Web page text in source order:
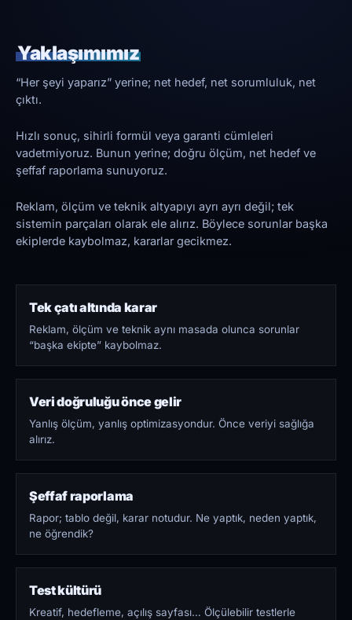
Yaklaşımımız
“Her şeyi yaparız” yerine; net hedef, net sorumluluk, net
çıktı.
Hızlı sonuç, sihirli formül veya garanti cümleleri
vadetmiyoruz. Bunun yerine; doğru ölçüm, net hedef ve
şeffaf raporlama sunuyoruz.
Reklam, ölçüm ve teknik altyapıyı ayrı ayrı değil; tek
sistemin parçaları olarak ele alırız. Böylece sorunlar başka
ekiplerde kaybolmaz, kararlar gecikmez.
Tek çatı altında karar
Reklam, ölçüm ve teknik aynı masada olunca sorunlar
“başka ekipte” kaybolmaz.
Veri doğruluğu önce gelir
Yanlış ölçüm, yanlış optimizasyondur. Önce veriyi sağlığa
alırız.
Şeffaf raporlama
Rapor; tablo değil, karar notudur. Ne yaptık, neden yaptık,
ne öğrendik?
Test kültürü
Kreatif, hedefleme, açılış sayfası… Ölçülebilir testlerle